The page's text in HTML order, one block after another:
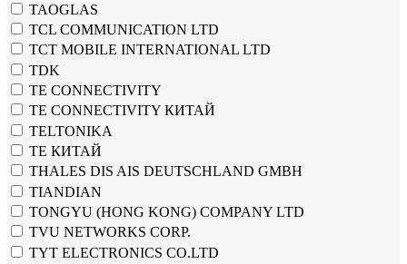
TAOGLAS
TCL COMMUNICATION LTD
TCT MOBILE INTERNATIONAL LTD
TDK
TE CONNECTIVITY
TE CONNECTIVITY КИТАЙ
TELTONIKA
TE КИТАЙ
THALES DIS AIS DEUTSCHLAND GMBH
TIANDIAN
TONGYU (HONG KONG) COMPANY LTD
TVU NETWORKS CORP.
TYT ELECTRONICS CO.LTD